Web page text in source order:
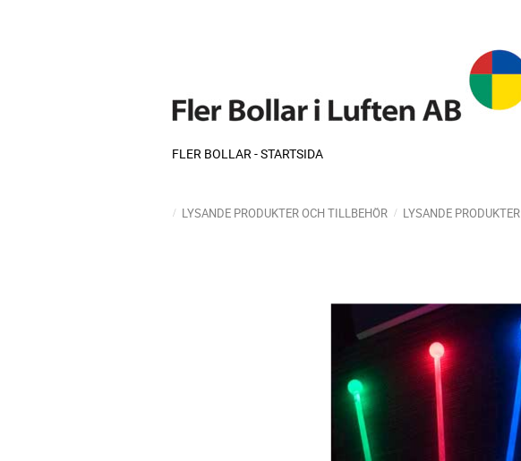
FLER BOLLAR - STARTSIDA
LYSANDE PRODUKTER OCH TILLBEHÖR LYSANDE PRODUKTER